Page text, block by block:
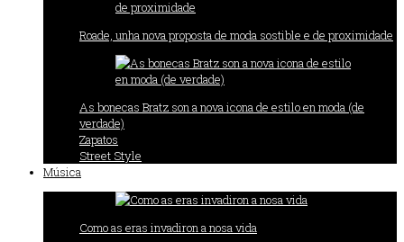
Roade, unha nova proposta de moda sostible e de proximidade
As bonecas Bratz son a nova icona de estilo en moda (de
verdade)
Zapatos
Street Style
Música
Como as eras invadiron a nosa vida